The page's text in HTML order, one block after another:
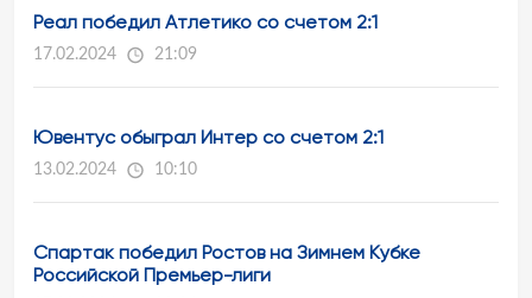
Реал победил Атлетико со счетом 2:1
17.02.2024 21:09
Ювентус обыграл Интер со счетом 2:1
13.02.2024 10:10
Спартак победил Ростов на Зимнем Кубке
Российской Премьер-лиги